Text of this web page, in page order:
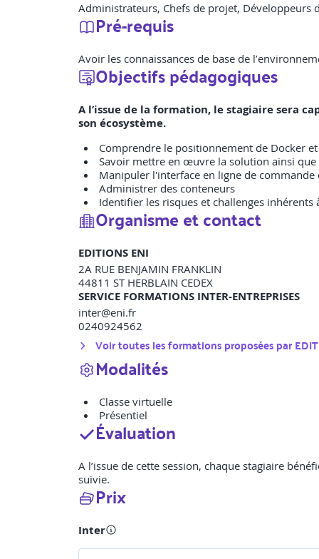
Administrateurs, Chefs de projet,
Pré-requis
Avoir les connaissances de base de
Objectifs pédagogiques
A l’issue de la formation, le stagiaire sera
son écosystème.
Comprendre le positionnement de Docker
Savoir mettre en œuvre la solution ainsi
Manipuler l'interface en ligne de
Administrer des conteneurs
Identifier les risques et challenges
Organisme et contact
EDITIONS ENI
2A RUE BENJAMIN FRANKLIN
44811 ST HERBLAIN CEDEX
SERVICE FORMATIONS INTER-ENTREPRISES
inter@eni.fr
0240924562
Voir toutes les formations proposées par
Modalités
Classe virtuelle
Présentiel
Évaluation
A l’issue de cette session, chaque stagiaire
suivie.
Prix
Inter